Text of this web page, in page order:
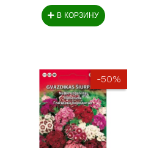
В КОРЗИНУ
-50%